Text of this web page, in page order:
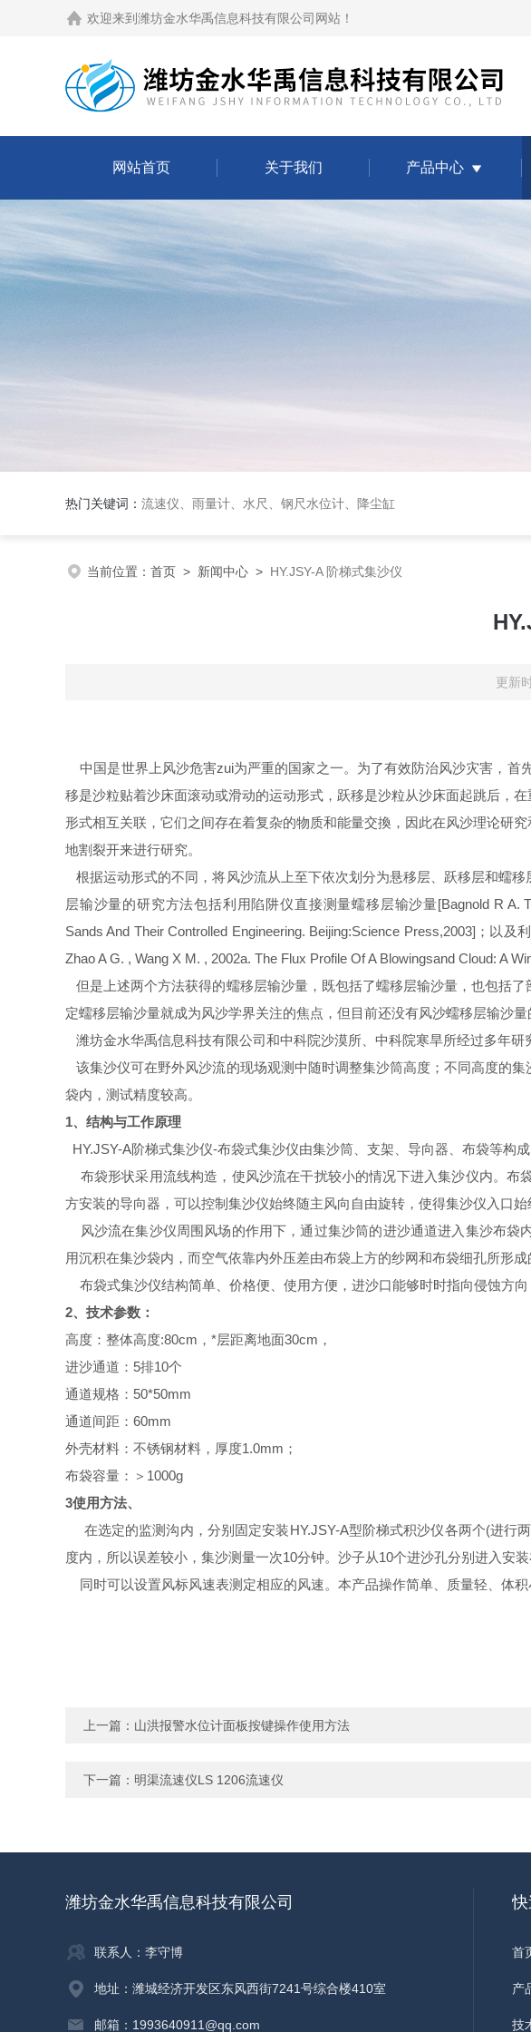
欢迎来到 潍坊金水华禹信息科技有限公司网站 ！
网站首页 关于我们 产品中心
热门关键词： 流速仪、雨量计、水尺、钢尺水位计、降尘缸
当前位置： 首页 > 新闻中心 > HY.JSY-A 阶梯式集沙仪
更新
中国是世界上风沙危害zui为严重的国家之一。为了有效防治风沙灾害，
移是沙粒贴着沙床面滚动或滑动的运动形式，跃移是沙粒从沙床面起跳后，
形式相互关联，它们之间存在着复杂的物质和能量交換，因此在风沙理论研
地割裂开来进行研究。
根据运动形式的不同，将风沙流从上至下依次划分为悬移层、跃移层和蠕
层输沙量的研究方法包括利用陷阱仪直接测量蠕移层输沙量[Bagnold R A.
Sands And Their Controlled Engineering. Beijing:Science Press,2003]；以
Zhao A G. , Wang X M. , 2002a. The Flux Profile Of A Blowingsand Cloud: A
但是上述两个方法获得的蠕移层输沙量，既包括了蠕移层输沙量，也包括
定蠕移层输沙量就成为风沙学界关注的焦点，但目前还没有风沙蠕移层输沙
潍坊金水华禹信息科技有限公司和中科院沙漠所、中科院寒旱所经过多年研
该集沙仪可在野外风沙流的现场观测中随时调整集沙筒高度；不同高度的
袋内，测试精度较高。
1、结构与工作原理
HY.JSY-A阶梯式集沙仪-布袋式集沙仪由集沙筒、支架、导向器、布袋等构
布袋形状采用流线构造，使风沙流在干扰较小的情况下进入集沙仪内。布
方安装的导向器，可以控制集沙仪始终随主风向自由旋转，使得集沙仪入口始
风沙流在集沙仪周围风场的作用下，通过集沙筒的进沙通道进入集沙布
用沉积在集沙袋内，而空气依靠内外压差由布袋上方的纱网和布袋细孔所形成
布袋式集沙仪结构简单、价格便、使用方便，进沙口能够时时指向侵蚀方
2、技术参数：
高度：整体高度:80cm，*层距离地面30cm，
进沙通道：5排10个
通道规格：50*50mm
通道间距：60mm
外壳材料：不锈钢材料，厚度1.0mm；
布袋容量：＞ 1000g
3使用方法、
在选定的监测沟内，分别固定安装HY.JSY-A型阶梯式积沙仪各两个(进行
度内，所以误差较小，集沙测量一次10分钟。沙子从10个进沙孔分别进入安
同时可以设置风标风速表测定相应的风速。 本产品操作简单、质量轻、体积
上一篇： 山洪报警水位计面板按键操作使用方法
下一篇： 明渠流速仪LS 1206流速仪
潍坊金水华禹信息科技有限公司
联系人：李守博
地址：潍城经济开发区东风西街7241号综合楼410室
邮箱：1993640911@qq.com
首
产
技